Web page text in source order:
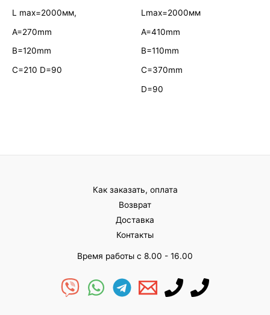
5L max=2000мм,
А=270mm
B=120mm
С=210 D=90
5Lmax=2000мм
А=410mm
B=110mm
С=370mm
D=90
Как заказать, оплата
Возврат
Доставка
Контакты
Время работы с 8.00 - 16.00